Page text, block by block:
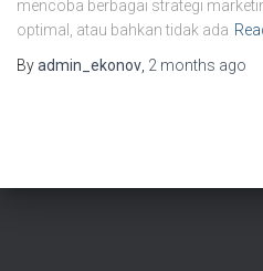
mencoba berbagai strategi
optimal, atau bahkan tidak ada
Byadmin_ekonov 2 months ago